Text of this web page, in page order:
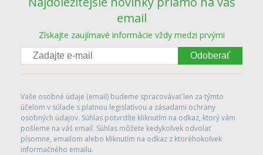
email
Získajte zaujímavé informácie vždy medzi prvými
Odoberať
Vaše osobné údaje (email) budeme spracovávať len za týmto
účelom v súlade s platnou legislatívou a zásadami ochrany
osobných údajov. Súhlas potvrdíte kliknutím na odkaz, ktorý vám
pošleme na váš email. Súhlas môžete kedykoľvek odvolať
písomne, emailom alebo kliknutím na odkaz z ktoréhokoľvek
informačného emailu.